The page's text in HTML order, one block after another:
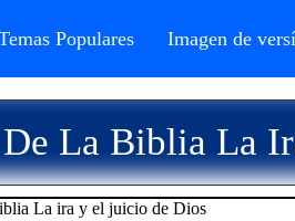
Populares Imagen de
La Biblia La